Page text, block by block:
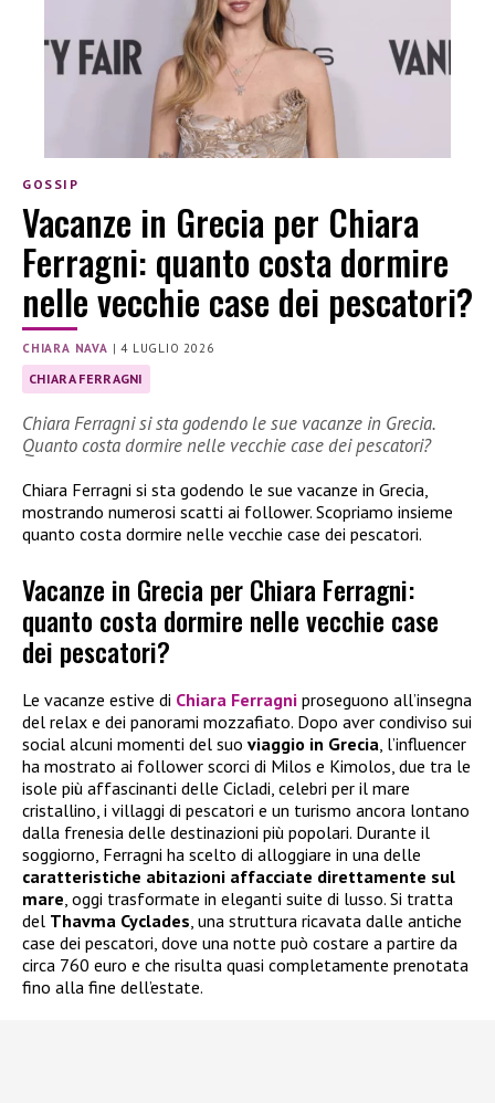
GOSSIP
Vacanze in Grecia per Chiara
Ferragni: quanto costa dormire
nelle vecchie case dei pescatori?
CHIARA NAVA |4 LUGLIO 2026
CHIARA FERRAGNI
Chiara Ferragni si sta godendo le sue vacanze in Grecia.
Quanto costa dormire nelle vecchie case dei pescatori?
Chiara Ferragni si sta godendo le sue vacanze in Grecia,
mostrando numerosi scatti ai follower. Scopriamo insieme
quanto costa dormire nelle vecchie case dei pescatori.
Vacanze in Grecia per Chiara Ferragni:
quanto costa dormire nelle vecchie case
dei pescatori?
Le vacanze estive di Chiara Ferragni proseguono all’insegna
del relax e dei panorami mozzafiato. Dopo aver condiviso sui
social alcuni momenti del suo viaggio in Grecia, l’influencer
ha mostrato ai follower scorci di Milos e Kimolos, due tra le
isole più affascinanti delle Cicladi, celebri per il mare
cristallino, i villaggi di pescatori e un turismo ancora lontano
dalla frenesia delle destinazioni più popolari. Durante il
soggiorno, Ferragni ha scelto di alloggiare in una delle
caratteristiche abitazioni affacciate direttamente sul
mare, oggi trasformate in eleganti suite di lusso. Si tratta
del Thavma Cyclades, una struttura ricavata dalle antiche
case dei pescatori, dove una notte può costare a partire da
circa 760 euro e che risulta quasi completamente prenotata
fino alla fine dell’estate.